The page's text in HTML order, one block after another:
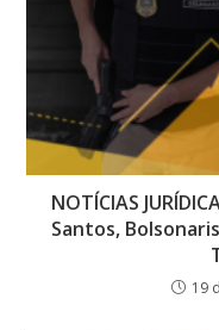
NOTÍCIAS
Santos,
19